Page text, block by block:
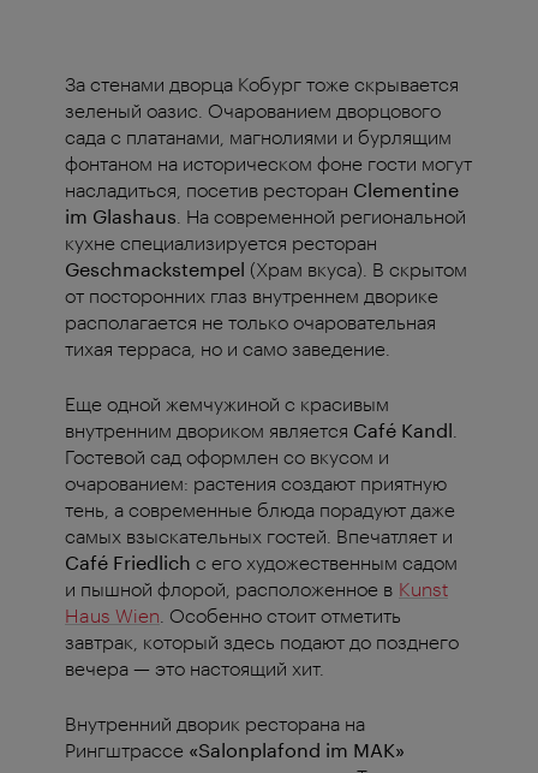
За стенами дворца Кобург тоже скрывается
зеленый оазис. Очарованием дворцового
сада с платанами, магнолиями и бурлящим
фонтаном на историческом фоне гости могут
насладиться, посетив ресторан Clementine
im Glashaus . На современной региональной
кухне специализируется ресторан
Geschmackstempel (Храм вкуса). В скрытом
от посторонних глаз внутреннем дворике
располагается не только очаровательная
тихая терраса, но и само заведение.
Еще одной жемчужиной с красивым
внутренним двориком является Café Kandl
Гостевой сад оформлен со вкусом и
очарованием: растения создают приятную
тень, а современные блюда порадуют даже
самых взыскательных гостей. Впечатляет и
Café Friedlich с его художественным садом
и пышной флорой, расположенное в Kunst
Haus Wien . Особенно стоит отметить
завтрак, который здесь подают до позднего
вечера — это настоящий хит.
Внутренний дворик ресторана на
Рингштрассе «Salonplafond im MAK»